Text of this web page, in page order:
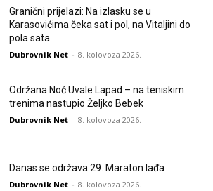
Granični prijelazi: Na izlasku se u
Karasovićima čeka sat i pol, na Vitaljini do
pola sata
Dubrovnik Net - 8. kolovoza 2026.
Održana Noć Uvale Lapad – na teniskim
trenima nastupio Željko Bebek
Dubrovnik Net - 8. kolovoza 2026.
Danas se održava 29. Maraton lađa
Dubrovnik Net - 8. kolovoza 2026.